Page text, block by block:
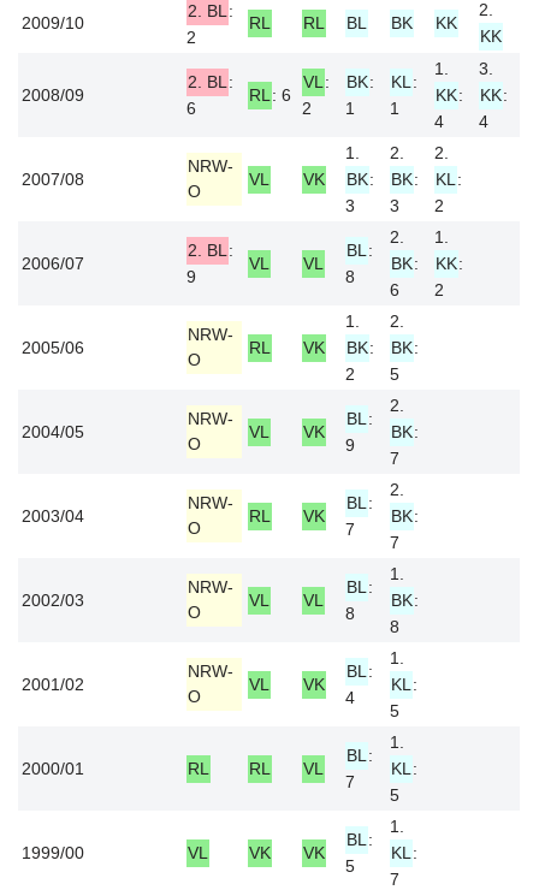
2009/10
2. BL:
2
RL RL BL BK KK
2.
KK
2008/09
2. BL:
6
RL: 6
VL:
2
BK:
1
KL:
1
1.
KK:
4
3.
KK:
4
2007/08
NRW-
O
VL VK
1.
BK:
3
2.
BK:
3
2.
KL:
2
2006/07
2. BL:
9
VL VL
BL:
8
2.
BK:
6
1.
KK:
2
2005/06
NRW-
O
RL VK
1.
BK:
2
2.
BK:
5
2004/05
NRW-
O
VL VK
BL:
9
2.
BK:
7
2003/04
NRW-
O
RL VK
BL:
7
2.
BK:
7
2002/03
NRW-
O
VL VL
BL:
8
1.
BK:
8
2001/02
NRW-
O
VL VK
BL:
4
1.
KL:
5
2000/01 RL RL VL
BL:
7
1.
KL:
5
1999/00 VL VK VK
BL:
5
1.
KL:
7